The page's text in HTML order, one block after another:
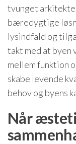
tvunget
bæredygtige
lysindfald og
takt med at byen
mellem funktion
skabe levende
behov og byens
Når